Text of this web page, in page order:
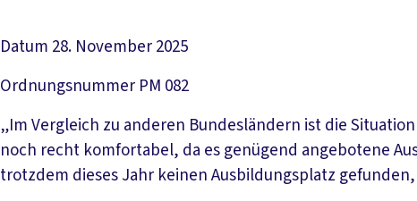
Datum 28. November 2025
Ordnungsnummer PM 082
„Im Vergleich zu anderen Bundesländern ist die
noch recht komfortabel, da es genügend angebotene
trotzdem dieses Jahr keinen Ausbildungsplatz